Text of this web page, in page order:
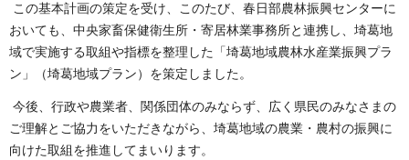
この基本計画の策定を受け、このたび、春日部農林振興センターに
おいても、中央家畜保健衛生所・寄居林業事務所と連携し、埼葛地
域で実施する取組や指標を整理した「埼葛地域農林水産業振興プラ
ン」（埼葛地域プラン）を策定しました。
今後、行政や農業者、関係団体のみならず、広く県民のみなさまの
ご理解とご協力をいただきながら、埼葛地域の農業・農村の振興に
向けた取組を推進してまいります。